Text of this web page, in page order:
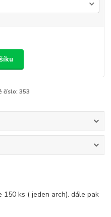
číslo: 353
150 ks ( jeden arch). dále pak